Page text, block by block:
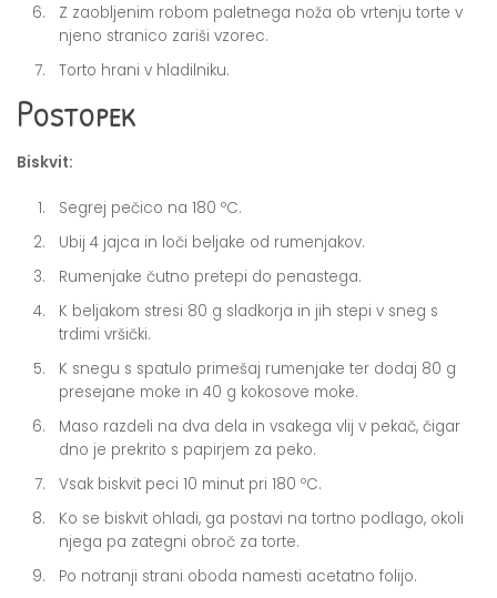
Z zaobljenim robom paletnega noža ob vrtenju torte v
njeno stranico zariši vzorec.
Torto hrani v hladilniku.
Postopek
Biskvit:
Segrej pečico na 180 ºC.
Ubij 4 jajca in loči beljake od rumenjakov.
Rumenjake čutno pretepi do penastega.
K beljakom stresi 80 g sladkorja in jih stepi v sneg s
trdimi vršički.
K snegu s spatulo primešaj rumenjake ter dodaj 80 g
presejane moke in 40 g kokosove moke.
Maso razdeli na dva dela in vsakega vlij v pekač, čigar
dno je prekrito s papirjem za peko.
Vsak biskvit peci 10 minut pri 180 ºC.
Ko se biskvit ohladi, ga postavi na tortno podlago, okoli
njega pa zategni obroč za torte.
Po notranji strani oboda namesti acetatno folijo.